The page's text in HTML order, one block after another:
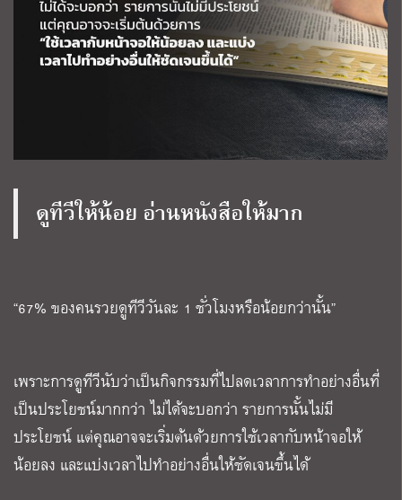
ดูทีวีให้น้อย อ่านหนังสือให้มาก
“67% ของคนรวยดูทีวีวันละ 1 ชั่วโมงหรือน้อยกว่านั้น”
เพราะการดูทีวีนับว่าเป็นกิจกรรมที่ไปลดเวลาการทำอย่างอื่นที่
เป็นประโยชน์มากกว่า ไม่ได้จะบอกว่า รายการนั้นไม่มี
ประโยชน์ แต่คุณอาจจะเริ่มต้นด้วยการใช้เวลากับหน้าจอให้
น้อยลง และแบ่งเวลาไปทำอย่างอื่นให้ชัดเจนขึ้นได้